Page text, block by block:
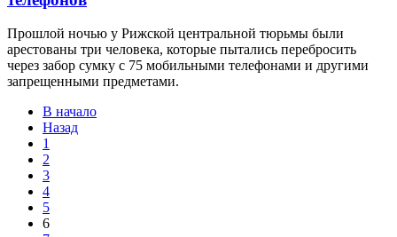
Прошлой ночью у Рижской центральной тюрьмы были
арестованы три человека, которые пытались перебросить
через забор сумку с 75 мобильными телефонами и другими
запрещенными предметами.
В начало
Назад
1
2
3
4
5
6